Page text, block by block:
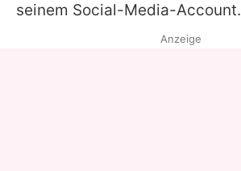
seinem Social-Media-Account.
Anzeige